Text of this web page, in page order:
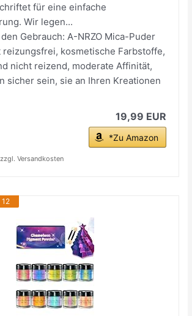
für eine einfache
Wir legen...
Gebrauch: A-NRZO Mica-Puder
reizungsfrei, kosmetische Farbstoffe,
nicht reizend, moderate Affinität,
sicher sein, sie an Ihren Kreationen
19,99 EUR
*Zu Amazon
Versandkosten
12